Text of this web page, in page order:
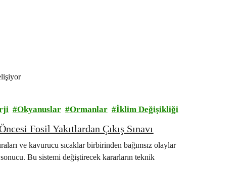
Okyanuslar Ormanlar İklim Değişikliği
Fosil Yakıtlardan Çıkış Sınavı
ve kavurucu sıcaklar birbirinden bağımsız olaylar
Bu sistemi değiştirecek kararların teknik